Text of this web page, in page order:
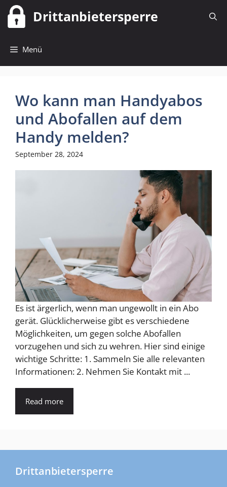
Zum
Inhalt
springen
Drittanbietersperre
Menü
Wo kann man Handyabos
und Abofallen auf dem
Handy melden?
September 28, 2024
Es ist ärgerlich, wenn man ungewollt in ein Abo
gerät. Glücklicherweise gibt es verschiedene
Möglichkeiten, um gegen solche Abofallen
vorzugehen und sich zu wehren. Hier sind einige
wichtige Schritte: 1. Sammeln Sie alle relevanten
Informationen: 2. Nehmen Sie Kontakt mit ...
Read more
Drittanbietersperre